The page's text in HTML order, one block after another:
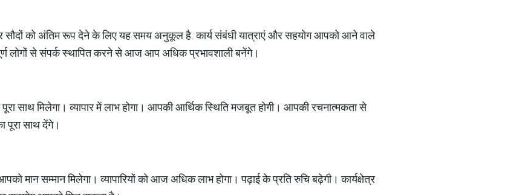
और सौदों को अंतिम रूप देने के लिए यह समय अनुकूल है. कार्य संबंधी यात्राएं और सहयोग आपको आने वाले
लोगों से संपर्क स्थापित करने से आज आप अधिक प्रभावशाली बनेंगे।
साथ मिलेगा। व्यापार में लाभ होगा। आपकी आर्थिक स्थिति मजबूत होगी। आपकी रचनात्मकता से
पूरा साथ देंगे।
सम्मान मिलेगा। व्यापारियों को आज अधिक लाभ होगा। पढ़ाई के प्रति रुचि बढ़ेगी। कार्यक्षेत्र